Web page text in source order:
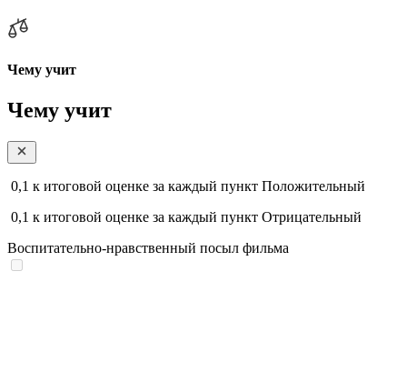
Чему учит
Чему учит
0,1 к итоговой оценке за каждый пункт Положительный
0,1 к итоговой оценке за каждый пункт Отрицательный
Воспитательно-нравственный посыл фильма